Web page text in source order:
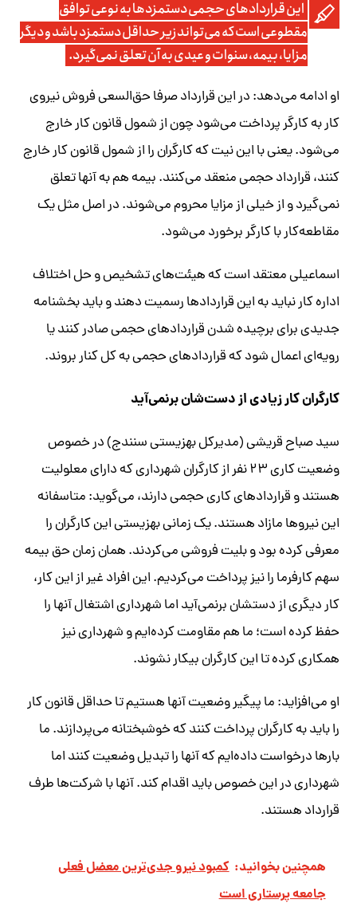
این قراردادهای حجمی دستمزدها به نوعی توافق
مقطوعی است که می‌تواند زیر حداقل دستمزد باشد و دیگر
مزایا، بیمه، سنوات و عیدی به آن تعلق نمی‌گیرد.
او ادامه می‌دهد: در این قرارداد صرفا حق‌السعی فروش نیروی
کار به کارگر پرداخت می‌شود چون از شمول قانون کار خارج
می‌شود. یعنی با این نیت که کارگران را از شمول قانون کار خارج
کنند، قرارداد حجمی منعقد می‌کنند. بیمه هم به آنها تعلق
نمی‌گیرد و از خیلی از مزایا محروم می‌شوند. در اصل مثل یک
مقاطعه‌کار با کارگر برخورد می‌شود.
اسماعیلی معتقد است که هیئت‌های تشخیص و حل اختلاف
اداره کار نباید به این قراردادها رسمیت دهند و باید بخشنامه
جدیدی برای برچیده شدن قراردادهای حجمی صادر کنند یا
رویه‌ای اعمال شود که قراردادهای حجمی به کل کنار بروند.
کارگران کار زیادی از دست‌شان برنمی‌آید
سید صباح قریشی (مدیرکل بهزیستی سنندج) در خصوص
وضعیت کاری ۲۳ نفر از کارگران شهرداری که دارای معلولیت
هستند و قراردادهای کاری حجمی دارند، می‌گوید: متاسفانه
این نیروها مازاد هستند. یک زمانی بهزیستی این کارگران را
معرفی کرده بود و بلیت فروشی می‌کردند. همان زمان حق بیمه
سهم کارفرما را نیز پرداخت می‌کردیم. این افراد غیر از این کار،
کار دیگری از دستشان برنمی‌آید اما شهرداری اشتغال آنها را
حفظ کرده است؛ ما هم مقاومت کرده‌ایم و شهرداری نیز
همکاری کرده تا این کارگران بیکار نشوند.
او می‌افزاید: ما پیگیر وضعیت آنها هستیم تا حداقل قانون کار
را باید به کارگران پرداخت کنند که خوشبختانه می‌پردازند. ما
بارها درخواست داده‌ایم که آنها را تبدیل وضعیت کنند اما
شهرداری در این خصوص باید اقدام کند. آنها با شرکت‌ها طرف
قرارداد هستند.
همچنین بخوانید: کمبود نیرو جدی‌ترین معضل فعلی
جامعه پرستاری است